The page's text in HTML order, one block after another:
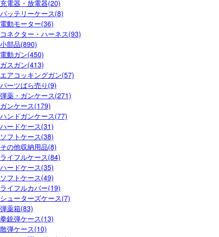
充電器・放電器(20)
バッテリーケース(8)
電動モーター(36)
コネクター・ハーネス(93)
小部品(890)
電動ガン(450)
ガスガン(413)
エアコッキングガン(57)
パーツばら売り(9)
弾薬・ガンケース(271)
ガンケース(179)
ハンドガンケース(77)
ハードケース(31)
ソフトケース(38)
その他収納用品(8)
ライフルケース(84)
ハードケース(35)
ソフトケース(49)
ライフルカバー(19)
シューターズケース(7)
弾薬箱(83)
拳銃弾ケース(13)
散弾ケース(10)